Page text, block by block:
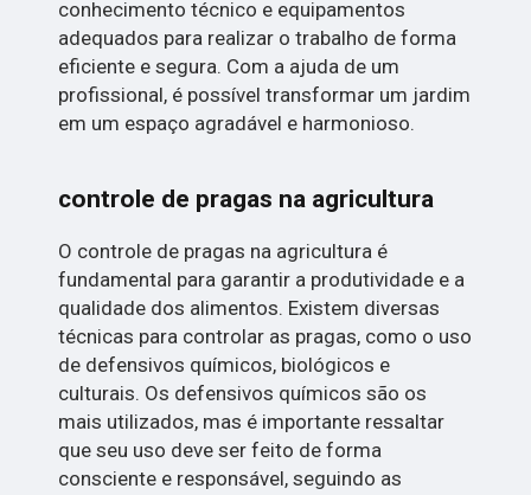
conhecimento técnico e equipamentos
adequados para realizar o trabalho de forma
eficiente e segura. Com a ajuda de um
profissional, é possível transformar um jardim
em um espaço agradável e harmonioso.
controle de pragas na agricultura
O controle de pragas na agricultura é
fundamental para garantir a produtividade e a
qualidade dos alimentos. Existem diversas
técnicas para controlar as pragas, como o uso
de defensivos químicos, biológicos e
culturais. Os defensivos químicos são os
mais utilizados, mas é importante ressaltar
que seu uso deve ser feito de forma
consciente e responsável, seguindo as